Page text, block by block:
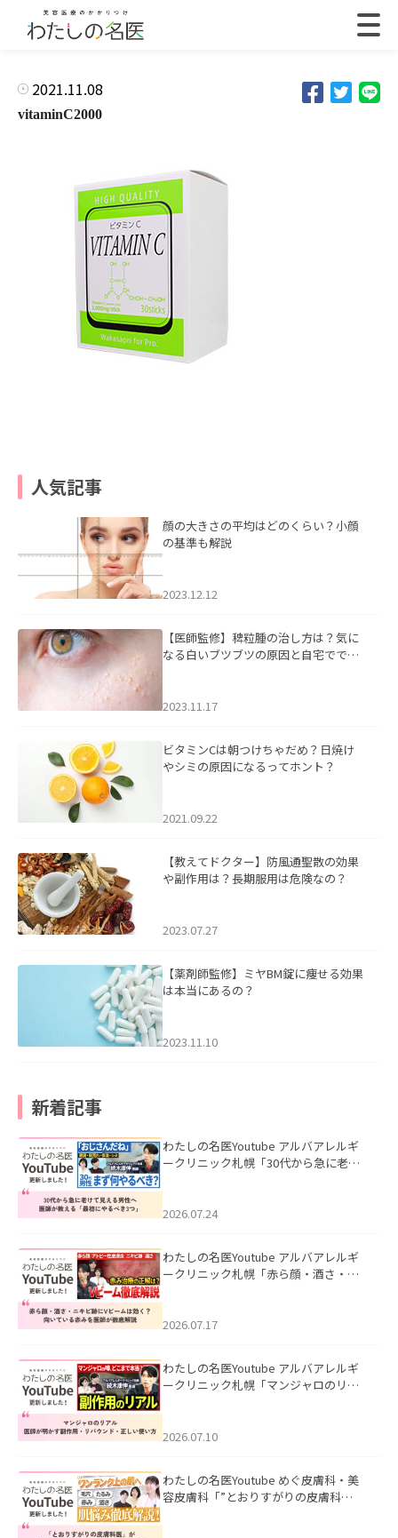
2021.11.08
vitaminC2000
人気記事
顔の大きさの平均はどのくらい？小顔
の基準も解説
2023.12.12
【医師監修】稗粒腫の治し方は？気に
なる白いブツブツの原因と自宅ででき
2023.11.17
ビタミンCは朝つけちゃだめ？日焼け
やシミの原因になるってホント？
2021.09.22
【教えてドクター】防風通聖散の効果
や副作用は？長期服用は危険なの？
2023.07.27
【薬剤師監修】ミヤBM錠に痩せる効果
は本当にあるの？
2023.11.10
新着記事
わたしの名医Youtube アルバアレルギ
ークリニック札幌「30代から急に老け
た。
2026.07.24
わたしの名医Youtube アルバアレルギ
ークリニック札幌「赤ら顔・酒さ・ニ
した。
2026.07.17
わたしの名医Youtube アルバアレルギ
ークリニック札幌「マンジャロのリア
た。
2026.07.10
わたしの名医Youtube めぐ皮膚科・美
容皮膚科「”とおりすがりの皮膚科